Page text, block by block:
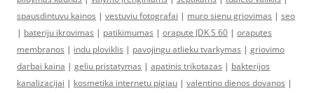
spausdintuvu kainos | vestuviu fotografai | muro sienu griovimas | seo
| bateriju ikrovimas | patikimumas | orapute JDK S 60 | oraputes
membranos | indu ploviklis | pavojingu atlieku tvarkymas | griovimo
darbai kaina | geliu pristatymas | apatinis trikotazas | bakterijos
kanalizacijai | kosmetika internetu pigiau | valentino dienos dovanos |